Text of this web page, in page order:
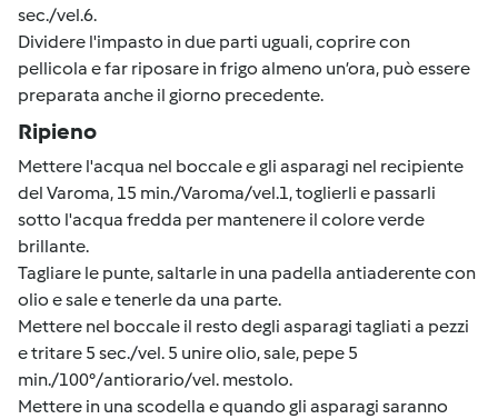
sec./vel.6.
Dividere l'impasto in due parti uguali, coprire con
pellicola e far riposare in frigo almeno un’ora, può essere
preparata anche il giorno precedente.
Ripieno
Mettere l'acqua nel boccale e gli asparagi nel recipiente
del Varoma, 15 min./Varoma/vel.1, toglierli e passarli
sotto l'acqua fredda per mantenere il colore verde
brillante.
Tagliare le punte, saltarle in una padella antiaderente con
olio e sale e tenerle da una parte.
Mettere nel boccale il resto degli asparagi tagliati a pezzi
e tritare 5 sec./vel. 5 unire olio, sale, pepe 5
min./100°/antiorario/vel. mestolo.
Mettere in una scodella e quando gli asparagi saranno